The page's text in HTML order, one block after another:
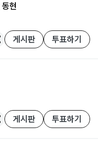
동현
게시판 투표하기
게시판 투표하기